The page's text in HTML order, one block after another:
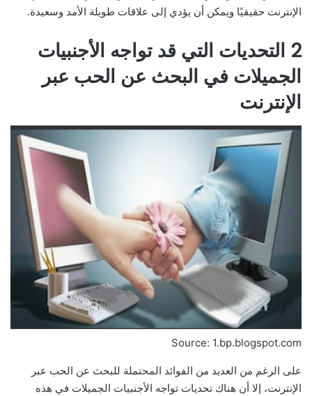
الإنترنت حقيقيًا ويمكن أن يؤدي إلى علاقات طويلة الأمد وسعيدة.
2 التحديات التي قد تواجه الأجنبيات
الجميلات في البحث عن الحب عبر
الإنترنت
Source: 1.bp.blogspot.com
على الرغم من العديد من الفوائد المحتملة للبحث عن الحب عبر
الإنترنت، إلا أن هناك تحديات تواجه الأجنبيات الجميلات في هذه